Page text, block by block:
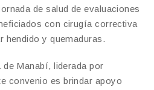
de salud de evaluaciones
con cirugía correctiva
hendido y quemaduras.
Manabí, liderada por
convenio es brindar apoyo